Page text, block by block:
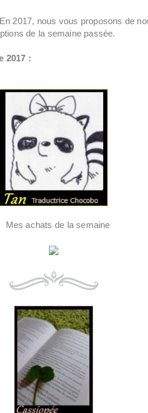
2017, nous vous proposons de
de la semaine passée.
2017 :
Mes achats de la semaine